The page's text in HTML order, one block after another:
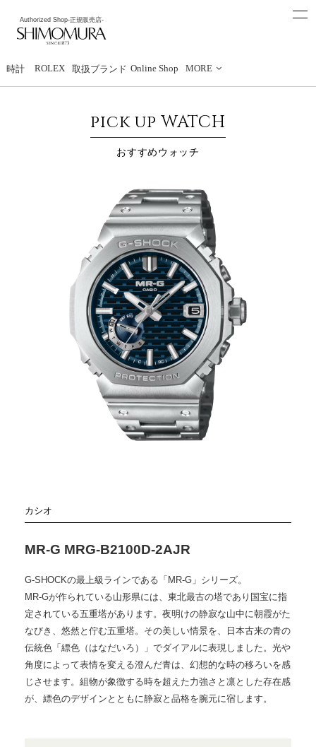
Authorized Shop-正規販売店-
時計 ROLEX 取扱ブランド Online Shop MORE
pick up WATCH
おすすめウォッチ
カシオ
MR-G MRG-B2100D-2AJR
G-SHOCKの最上級ラインである「MR-G」シリーズ。
MR-Gが作られている山形県には、東北最古の塔であり国宝に指
定されている五重塔があります。夜明けの静寂な山中に朝霞がた
なびき、悠然と佇む五重塔。その美しい情景を、日本古来の青の
伝統色「縹色（はなだいろ）」でダイアルに表現しました。光や
角度によって表情を変える澄んだ青は、幻想的な時の移ろいを感
じさせます。組物が象徴する時を超えた力強さと凛とした存在感
が、縹色のデザインとともに静寂と品格を腕元に宿します。
t
a